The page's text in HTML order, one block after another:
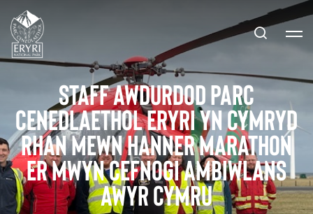
Staff Awdurdod Parc
Cenedlaethol Eryri yn cymryd
rhan mewn hanner marathon
er mwyn cefnogi Ambiwlans
Awyr Cymru